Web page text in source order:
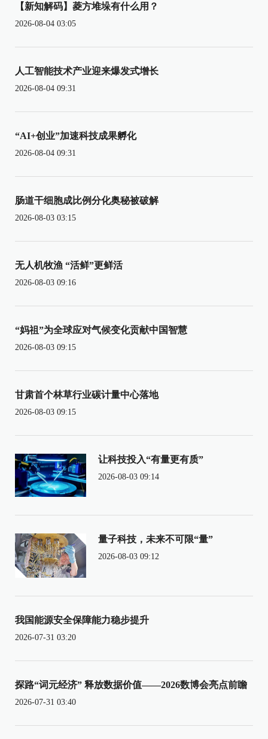
【新知解码】菱方堆垛有什么用？
2026-08-04 03:05
人工智能技术产业迎来爆发式增长
2026-08-04 09:31
“AI+创业”加速科技成果孵化
2026-08-04 09:31
肠道干细胞成比例分化奥秘被破解
2026-08-03 03:15
无人机牧渔 “活鲜”更鲜活
2026-08-03 09:16
“妈祖”为全球应对气候变化贡献中国智慧
2026-08-03 09:15
甘肃首个林草行业碳计量中心落地
2026-08-03 09:15
让科技投入“有量更有质”
2026-08-03 09:14
量子科技，未来不可限“量”
2026-08-03 09:12
我国能源安全保障能力稳步提升
2026-07-31 03:20
探路“词元经济” 释放数据价值——2026数博会亮点前瞻
2026-07-31 03:40